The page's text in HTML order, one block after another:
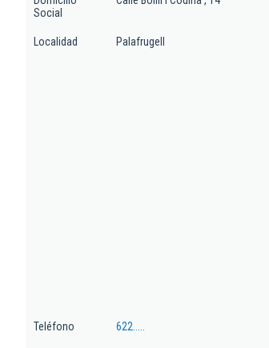
Social
Localidad Palafrugell
Teléfono 622.....